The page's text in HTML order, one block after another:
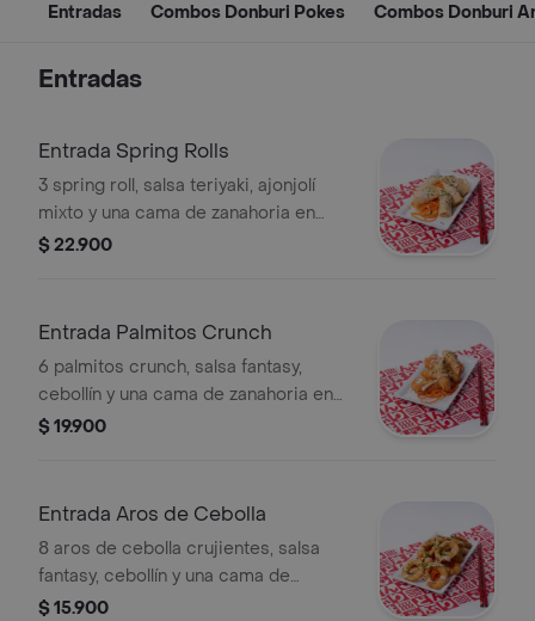
Entradas Combos Donburi Pokes Combos Donburi
Entradas
Entrada Spring Rolls
3 spring roll, salsa teriyaki, ajonjolí
mixto y una cama de zanahoria en
espiral.
$ 22.900
Entrada Palmitos Crunch
6 palmitos crunch, salsa fantasy,
cebollín y una cama de zanahoria en
espiral.
$ 19.900
Entrada Aros de Cebolla
8 aros de cebolla crujientes, salsa
fantasy, cebollín y una cama de
zanahoria en espiral.
$ 15.900